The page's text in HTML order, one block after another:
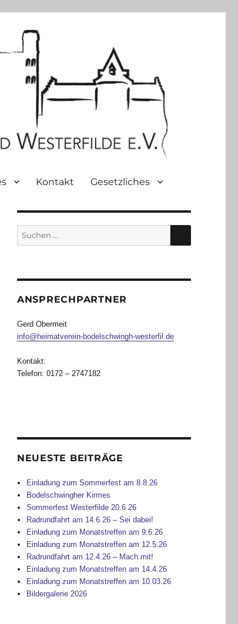
Kontakt Gesetzliches
Suche
nach:
SUCHEN
ANSPRECHPARTNER
Gerd Obermeit
info@heimatverein-bodelschwingh-westerfil.de
Kontakt:
Telefon: 0172 – 2747182
NEUESTE BEITRÄGE
Einladung zum Sommerfest am 8.8.26
Bodelschwingher Kirmes
Sommerfest Westerfilde 20.6.26
Radrundfahrt am 14.6.26 – Sei dabei!
Einladung zum Monatstreffen am 9.6.26
Einladung zum Monatstreffen am 12.5.26
Radrundfahrt am 12.4.26 – Mach mit!
Einladung zum Monatstreffen am 14.4.26
Einladung zum Monatstreffen am 10.03.26
Bildergalerie 2026